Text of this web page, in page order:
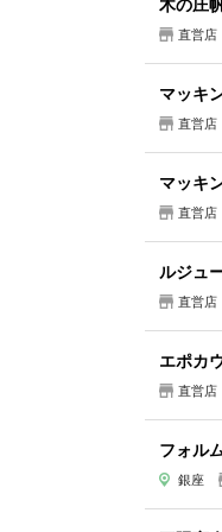
直営店
マッキ
直営店
マッキ
直営店
ルジュ
直営店
エポカ
直営店
フォル
銀座